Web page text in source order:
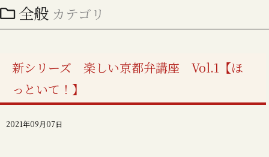
全般 カテゴリ
新シリーズ 楽しい京都弁講座 Vol.1【ほ
っといて！】
2021年09月07日